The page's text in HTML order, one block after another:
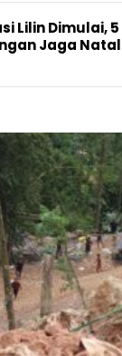
Lilin Dimulai,
Jaga